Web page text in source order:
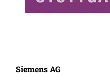
Siemens AG